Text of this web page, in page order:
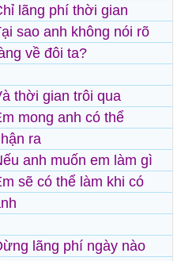
lãng phí thời gian
sao anh không nói rõ
về đôi ta?
thời gian trôi qua
mong anh có thể
ra
anh muốn em làm gì
sẽ có thể làm khi có
lãng phí ngày nào